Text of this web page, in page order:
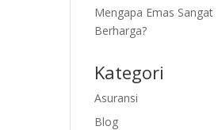
Mengapa Emas Sangat
Berharga?
Kategori
Asuransi
Blog